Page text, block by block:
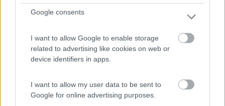
Google consents
I want to allow Google to enable storage
related to advertising like cookies on web or
device identifiers in apps.
I want to allow my user data to be sent to
Google for online advertising purposes.
L'azienda agricola dispone di area attrezzata con 30